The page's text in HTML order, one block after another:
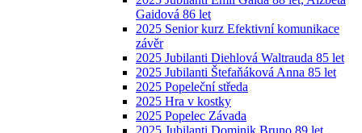
Gaidová 86 let
2025 Senior kurz Efektivní komunikace
závěr
2025 Jubilanti Diehlová Waltrauda 85 let
2025 Jubilanti Štefaňáková Anna 85 let
2025 Popeleční středa
2025 Hra v kostky
2025 Popelec Závada
2025 Jubilanti Dominik Bruno 89 let